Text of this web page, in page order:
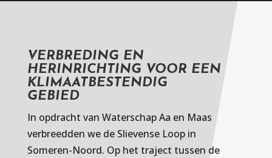
VERBREDING EN
HERINRICHTING VOOR EEN
KLIMAATBESTENDIG
GEBIED
In opdracht van Waterschap Aa en Maas
verbreedden we de Slievense Loop in
Someren-Noord. Op het traject tussen de